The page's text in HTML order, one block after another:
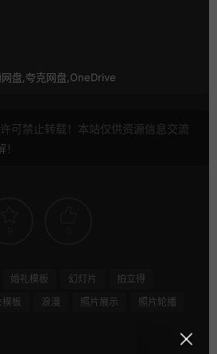
盘,夸克网盘,OneDrive
可禁止转载！本站仅供资源信息交流
！
婚礼模板 幻灯片
拍立得
模板 浪漫 照片展示
照片轮播